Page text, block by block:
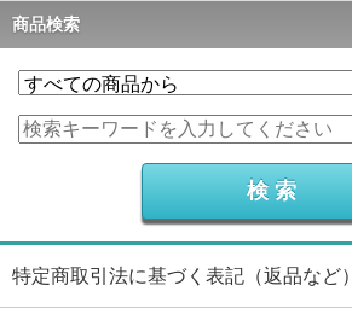
商品検索
特定商取引法に基づく表記（返品など）